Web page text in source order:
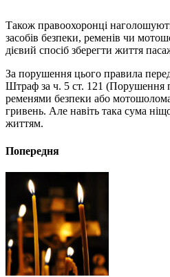
Також правоохоронці
засобів безпеки, ременів чи
дієвий спосіб зберегти життя
За порушення цього правила
Штраф за ч. 5 ст. 121 (Порушення
ременями безпеки або
гривень. Але навіть така сума
життям.
Попередня